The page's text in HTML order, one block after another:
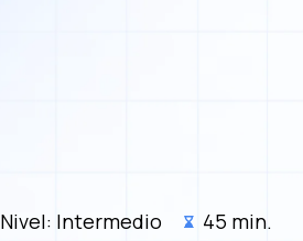
Nivel: Intermedio 45 min.